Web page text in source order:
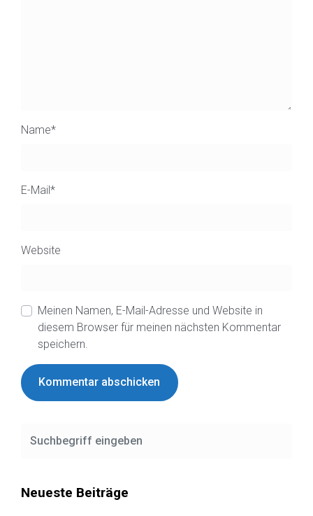
Name*
E-Mail*
Website
Meinen Namen, E-Mail-Adresse und Website in
diesem Browser für meinen nächsten Kommentar
speichern.
Neueste Beiträge